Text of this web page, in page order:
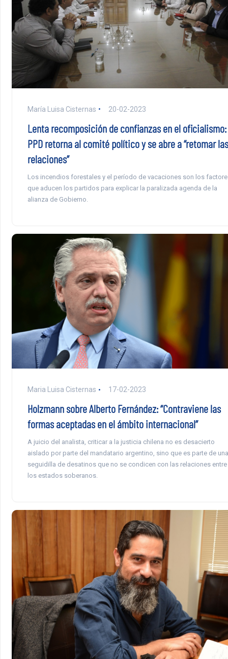
María Luisa Cisternas 20-02-2023
Lenta recomposición de confianzas en el oficialismo:
PPD retorna al comité político y se abre a “retomar las
relaciones”
Los incendios forestales y el período de vacaciones son los
que aducen los partidos para explicar la paralizada agenda de la
alianza de Gobierno.
Maria Luisa Cisternas 17-02-2023
Holzmann sobre Alberto Fernández: “Contraviene las
formas aceptadas en el ámbito internacional”
A juicio del analista, criticar a la justicia chilena no es desacierto
aislado por parte del mandatario argentino, sino que es parte de una
seguidilla de desatinos que no se condicen con las relaciones entre
los estados soberanos.